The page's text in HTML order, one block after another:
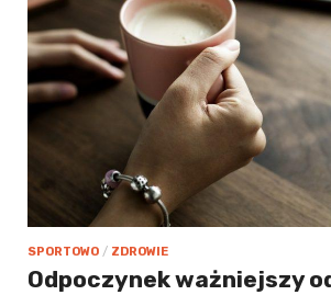
SPORTOWO / ZDROWIE
Odpoczynek ważniejszy